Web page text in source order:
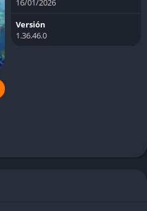
Versión
1.36.46.0